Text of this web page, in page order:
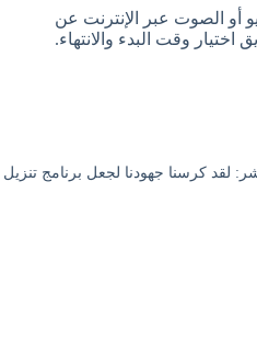
أو الصوت عبر الإنترنت عن
اختيار وقت البدء والانتهاء.
لقد كرسنا جهودنا لجعل برنامج